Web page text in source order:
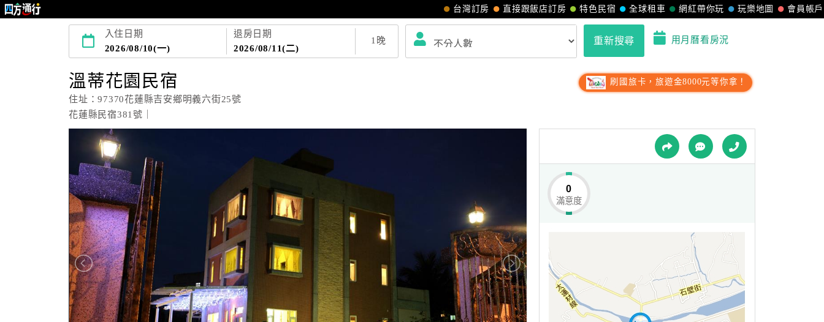
會員帳戶
玩樂地圖
網紅帶你玩
全球租車
特色民宿
直接跟飯店訂房
台灣訂房
入住日期
2026/08/10(一)
退房日期
2026/08/11(二)
1 晚 重新搜尋 用月曆看房況
溫蒂花園民宿
住址：97370花蓮縣吉安鄉明義六街25號
花蓮縣民宿381號｜
刷國旅卡，旅遊金8000元等你拿！
0
滿意度